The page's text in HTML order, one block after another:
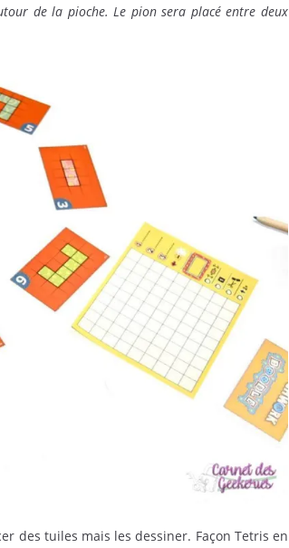
de la pioche. Le pion sera placé entre deux
des tuiles mais les dessiner. Façon Tetris en